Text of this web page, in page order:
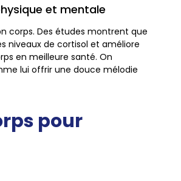
et mentale
corps. Des études montrent que
niveaux de cortisol et améliore
en meilleure santé. On
lui offrir une douce mélodie
pour